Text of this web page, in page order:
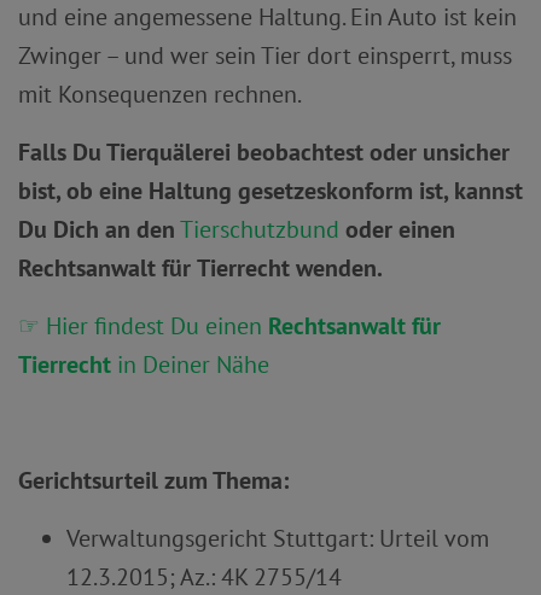
und eine angemessene Haltung. Ein Auto ist kein
Zwinger – und wer sein Tier dort einsperrt, muss
mit Konsequenzen rechnen.
Falls Du Tierquälerei beobachtest oder unsicher
bist, ob eine Haltung gesetzeskonform ist, kannst
Du Dich an denTierschutzbund oder einen
Rechtsanwalt fürTierrechtwenden.
☞ Hier findest Du einen Rechtsanwalt für
Tierrecht in Deiner Nähe
Gerichtsurteil zum Thema:
Verwaltungsgericht Stuttgart: Urteil vom
12.3.2015; Az.: 4K 2755/14